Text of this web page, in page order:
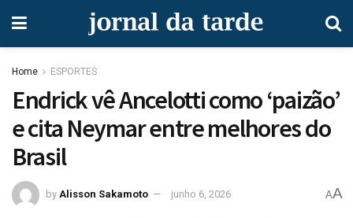
Home ESPORTES
Endrick vê Ancelotti como ‘paizão’
e cita Neymar entre melhores do
Brasil
by Alisson Sakamoto junho 6, 2026 AA